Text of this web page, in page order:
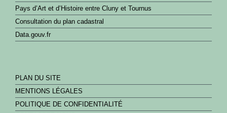
Pays d’Art et d’Histoire entre Cluny et Tournus
Consultation du plan cadastral
Data.gouv.fr
PLAN DU SITE
MENTIONS LÉGALES
POLITIQUE DE CONFIDENTIALITÉ